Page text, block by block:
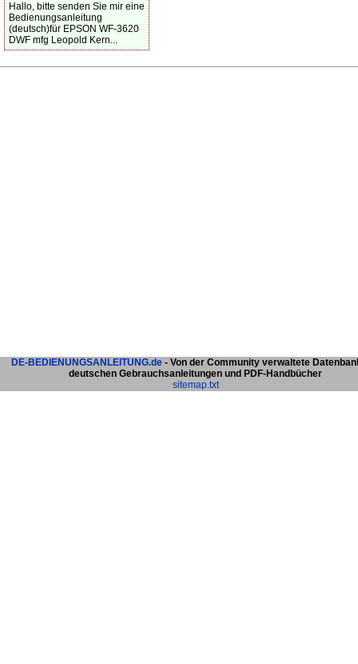
Hallo, bitte senden Sie mir eine
Bedienungsanleitung
(deutsch)für EPSON WF-3620
DWF mfg Leopold Kern...
DE-BEDIENUNGSANLEITUNG.de - Von der Community verwaltete
deutschen Gebrauchsanleitungen und PDF-Handbücher
sitemap.txt